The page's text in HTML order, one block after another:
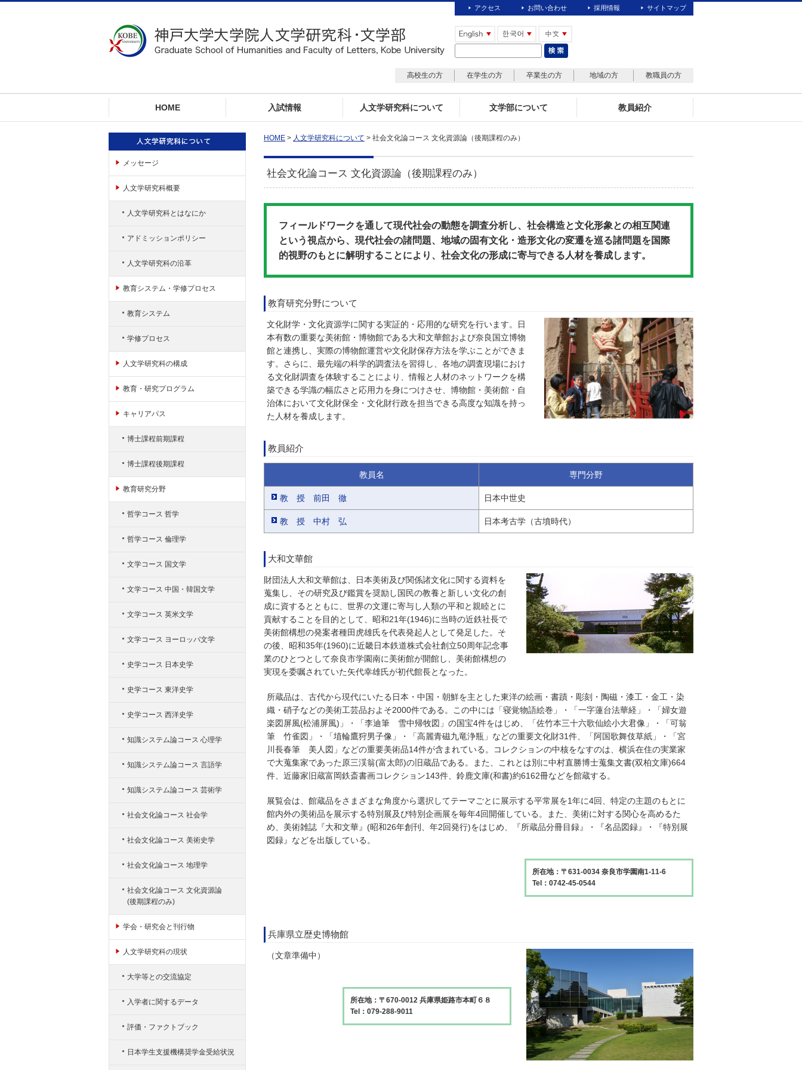
ョ
アクセス お問い合わせ 採用情報 サイトマップ
高校生の方 在学生の方 卒業生の方 地域の方 教職員の方
HOME 入試情報 人文学研究科について 文学部について 教員紹介
メッセージ
人文学研究科概要
人文学研究科とはなにか
アドミッションポリシー
人文学研究科の沿革
教育システム・学修プロセス
教育システム
学修プロセス
人文学研究科の構成
教育・研究プログラム
キャリアパス
博士課程前期課程
博士課程後期課程
教育研究分野
哲学コース 哲学
哲学コース 倫理学
文学コース 国文学
文学コース 中国・韓国文学
文学コース 英米文学
文学コース ヨーロッパ文学
史学コース 日本史学
史学コース 東洋史学
史学コース 西洋史学
知識システム論コース 心理学
知識システム論コース 言語学
知識システム論コース 芸術学
社会文化論コース 社会学
社会文化論コース 美術史学
社会文化論コース 地理学
社会文化論コース 文化資源論
(後期課程のみ)
学会・研究会と刊行物
人文学研究科の現状
大学等との交流協定
入学者に関するデータ
評価・ファクトブック
日本学生支援機構奨学金受給状況
HOME > 人文学研究科について > 社会文化論コース 文化資源論（後期課程のみ）
社会文化論コース 文化資源論（後期課程のみ）
フィールドワークを通して現代社会の動態を調査分析し、社会構造と文化形象との相互関連
という視点から、現代社会の諸問題、地域の固有文化・造形文化の変遷を巡る諸問題を国際
的視野のもとに解明することにより、社会文化の形成に寄与できる人材を養成します。
教育研究分野について
文化財学・文化資源学に関する実証的・応用的な研究を行います。日
本有数の重要な美術館・博物館である大和文華館および奈良国立博物
館と連携し、実際の博物館運営や文化財保存方法を学ぶことができま
す。さらに、最先端の科学的調査法を習得し、各地の調査現場におけ
る文化財調査を体験することにより、情報と人材のネットワークを構
築できる学識の幅広さと応用力を身につけさせ、博物館・美術館・自
治体において文化財保全・文化財行政を担当できる高度な知識を持っ
た人材を養成します。
教員紹介
教員名 専門分野
教 授 前田 徹 日本中世史
教 授 中村 弘 日本考古学（古墳時代）
大和文華館
財団法人大和文華館は、日本美術及び関係諸文化に関する資料を
蒐集し、その研究及び鑑賞を奨励し国民の教養と新しい文化の創
成に資するとともに、世界の文運に寄与し人類の平和と親睦とに
貢献することを目的として、昭和21年(1946)に当時の近鉄社長で
美術館構想の発案者種田虎雄氏を代表発起人として発足した。そ
の後、昭和35年(1960)に近畿日本鉄道株式会社創立50周年記念事
業のひとつとして奈良市学園南に美術館が開館し、美術館構想の
実現を委嘱されていた矢代幸雄氏が初代館長となった。
所蔵品は、古代から現代にいたる日本・中国・朝鮮を主とした東洋の絵画・書蹟・彫刻・陶磁・漆工・金工・染
織・硝子などの美術工芸品およそ2000件である。この中には「寝覚物語絵巻」・「一字蓮台法華経」・「婦女遊
楽図屏風(松浦屏風)」・「李迪筆 雪中帰牧図」の国宝4件をはじめ、「佐竹本三十六歌仙絵小大君像」・「可翁
筆 竹雀図」・「埴輪鷹狩男子像」・「高麗青磁九竜浄瓶」などの重要文化財31件、「阿国歌舞伎草紙」・「宮
川長春筆 美人図」などの重要美術品14件が含まれている。コレクションの中核をなすのは、横浜在住の実業家
で大蒐集家であった原三渓翁(富太郎)の旧蔵品である。また、これとは別に中村直勝博士蒐集文書(双柏文庫)664
件、近藤家旧蔵富岡鉄斎書画コレクション143件、鈴鹿文庫(和書)約6162冊などを館蔵する。
展覧会は、館蔵品をさまざまな角度から選択してテーマごとに展示する平常展を1年に4回、特定の主題のもとに
館内外の美術品を展示する特別展及び特別企画展を毎年4回開催している。また、美術に対する関心を高めるた
め、美術雑誌『大和文華』(昭和26年創刊、年2回発行)をはじめ、『所蔵品分冊目録』・『名品図録』・『特別展
図録』などを出版している。
所在地：〒631-0034 奈良市学園南1-11-6
Tel：0742-45-0544
兵庫県立歴史博物館
（文章準備中）
所在地：〒670-0012 兵庫県姫路市本町６８
Tel：079-288-9011